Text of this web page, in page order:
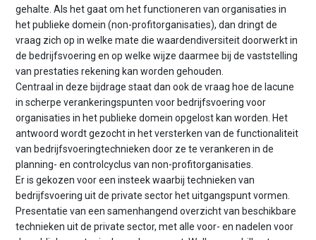
gehalte. Als het gaat om het functioneren van organisaties in
het publieke domein (non-profitorganisaties), dan dringt de
vraag zich op in welke mate die waardendiversiteit doorwerkt in
de bedrijfsvoering en op welke wijze daarmee bij de vaststelling
van prestaties rekening kan worden gehouden.
Centraal in deze bijdrage staat dan ook de vraag hoe de lacune
in scherpe verankeringspunten voor bedrijfsvoering voor
organisaties in het publieke domein opgelost kan worden. Het
antwoord wordt gezocht in het versterken van de functionaliteit
van bedrijfsvoeringtechnieken door ze te verankeren in de
planning- en controlcyclus van non-profitorganisaties.
Er is gekozen voor een insteek waarbij technieken van
bedrijfsvoering uit de private sector het uitgangspunt vormen.
Presentatie van een samenhangend overzicht van beschikbare
technieken uit de private sector, met alle voor- en nadelen voor